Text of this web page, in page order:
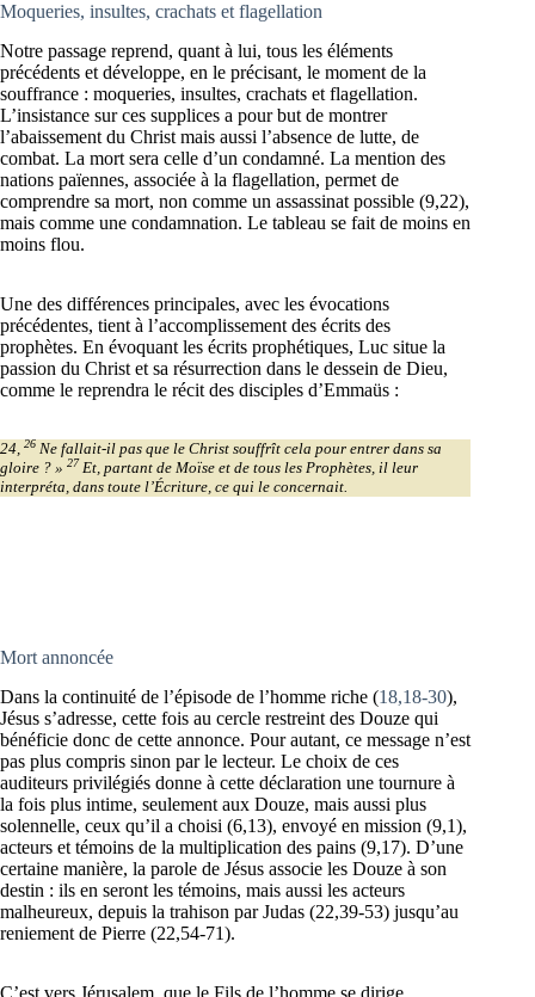
Moqueries, insultes, crachats et flagellation
Notre passage reprend, quant à lui, tous les éléments
précédents et développe, en le précisant, le moment de la
souffrance : moqueries, insultes, crachats et flagellation.
L’insistance sur ces supplices a pour but de montrer
l’abaissement du Christ mais aussi l’absence de lutte, de
combat. La mort sera celle d’un condamné. La mention des
nations païennes, associée à la flagellation, permet de
comprendre sa mort, non comme un assassinat possible (9,22),
mais comme une condamnation. Le tableau se fait de moins en
moins flou.
Une des différences principales, avec les évocations
précédentes, tient à l’accomplissement des écrits des
prophètes. En évoquant les écrits prophétiques, Luc situe la
passion du Christ et sa résurrection dans le dessein de Dieu,
comme le reprendra le récit des disciples d’Emmaüs :
24, 26 Ne fallait-il pas que le Christ souffrît cela pour entrer dans sa
gloire ? » 27 Et, partant de Moïse et de tous les Prophètes, il leur
interpréta, dans toute l’Écriture, ce qui le concernait.
Mort annoncée
Dans la continuité de l’épisode de l’homme riche (18,18-30),
Jésus s’adresse, cette fois au cercle restreint des Douze qui
bénéficie donc de cette annonce. Pour autant, ce message n’est
pas plus compris sinon par le lecteur. Le choix de ces
auditeurs privilégiés donne à cette déclaration une tournure à
la fois plus intime, seulement aux Douze, mais aussi plus
solennelle, ceux qu’il a choisi (6,13), envoyé en mission (9,1),
acteurs et témoins de la multiplication des pains (9,17). D’une
certaine manière, la parole de Jésus associe les Douze à son
destin : ils en seront les témoins, mais aussi les acteurs
malheureux, depuis la trahison par Judas (22,39-53) jusqu’au
reniement de Pierre (22,54-71).
C’est vers Jérusalem, que le Fils de l’homme se dirige